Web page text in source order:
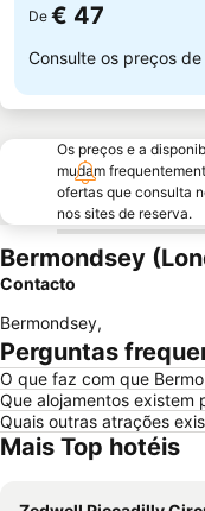
De € 47
Consulte os preços de
Os preços e a
mudam
ofertas que consulta
nos sites de reserva.
Bermondsey
Contacto
Bermondsey,
Perguntas
O que faz com que
Que alojamentos existem
Quais outras atrações
Mais Top hotéis